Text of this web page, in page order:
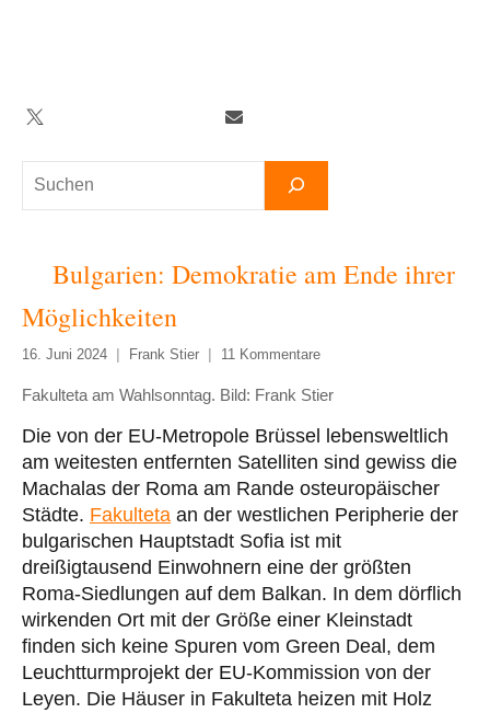
Suchen
Twitter TelegramNewsletter
Bulgarien: Demokratie am Ende ihrer
Möglichkeiten
16. Juni 2024 Frank Stier 11 Kommentare
Fakulteta am Wahlsonntag. Bild: Frank Stier
Die von der EU-Metropole Brüssel lebensweltlich
am weitesten entfernten Satelliten sind gewiss die
Machalas der Roma am Rande osteuropäischer
Städte. Fakulteta an der westlichen Peripherie der
bulgarischen Hauptstadt Sofia ist mit
dreißigtausend Einwohnern eine der größten
Roma-Siedlungen auf dem Balkan. In dem dörflich
wirkenden Ort mit der Größe einer Kleinstadt
finden sich keine Spuren vom Green Deal, dem
Leuchtturmprojekt der EU-Kommission von der
Leyen. Die Häuser in Fakulteta heizen mit Holz